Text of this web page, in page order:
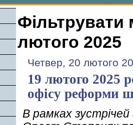
Фільтрувати
лютого 2025
Четвер, 20 лютого
19 лютого 2025
офісу реформи
В рамках